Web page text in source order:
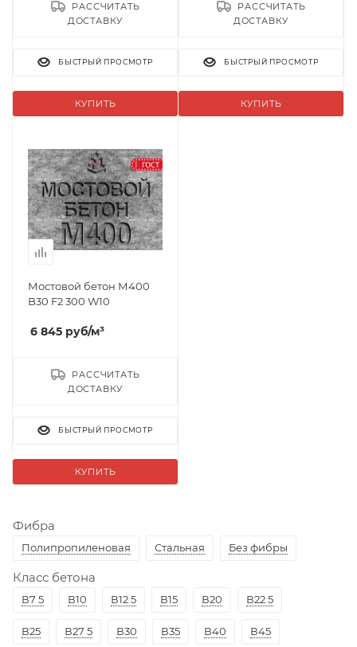
КУПИТЬ
РАССЧИТАТЬ
ДОСТАВКУ
БЫСТРЫЙ ПРОСМОТР
КУПИТЬ
РАССЧИТАТЬ
ДОСТАВКУ
БЫСТРЫЙ ПРОСМОТР
Мостовой бетон М400
B30 F2 300 W10
6 845 руб/м³
КУПИТЬ
РАССЧИТАТЬ
ДОСТАВКУ
БЫСТРЫЙ ПРОСМОТР
Фибра
Полипропиленовая Стальная Без фибры
Класс бетона
В7 5 В10 В12 5 В15 В20 В22 5
В25 В27 5 В30 В35 В40 В45